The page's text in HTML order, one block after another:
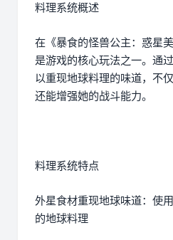
料理系统概述
在《暴食的怪兽公主：惑星
是游戏的核心玩法之一。通
以重现地球料理的味道，不
还能增强她的战斗能力。
料理系统特点
外星食材重现地球味道：使
的地球料理